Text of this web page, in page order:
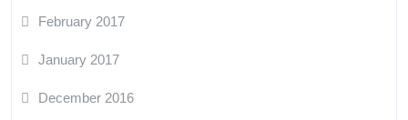
February 2017
January 2017
December 2016